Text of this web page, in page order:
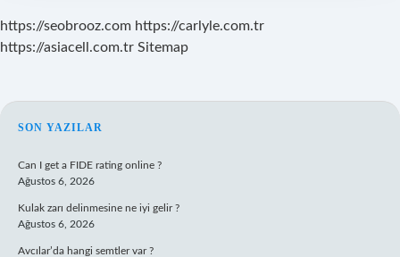
https://seobrooz.com https://carlyle.com.tr
https://asiacell.com.tr Sitemap
SIDEBAR
SON YAZILAR
Can I get a FIDE rating online ?
Ağustos 6, 2026
Kulak zarı delinmesine ne iyi gelir ?
Ağustos 6, 2026
Avcılar’da hangi semtler var ?